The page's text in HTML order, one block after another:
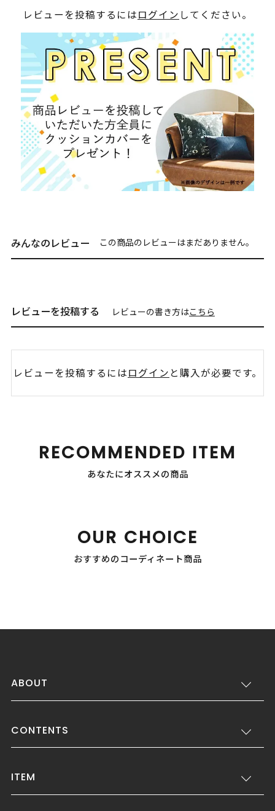
レビューを投稿するにはログイン してください。
みんなのレビュー この商品のレビューはまだありません。
レビューを投稿する レビューの書き方はこちら
レビューを投稿するにはログイン と購入が必要です。
RECOMMENDED ITEM
あなたにオススメの商品
OUR CHOICE
おすすめのコーディネート商品
ABOUT
CONTENTS
ITEM